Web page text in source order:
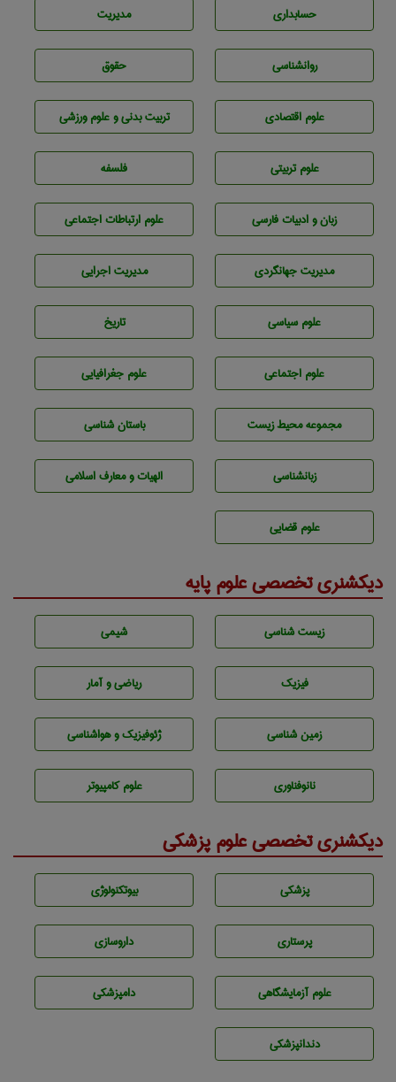
حسابداری مديريت
روانشناسی حقوق
علوم اقتصادی تربيت بدنی و علوم ورزشی
علوم تربيتی فلسفه
زبان و ادبيات فارسی علوم ارتباطات اجتماعی
مديريت جهانگردی مديريت اجرايی
علوم سياسی تاريخ
علوم اجتماعی علوم جغرافيايی
مجموعه محيط زيست باستان شناسی
زبانشناسی الهیات و معارف اسلامی
علوم قضایی
دیکشنری تخصصی علوم پایه
زيست شناسی شيمی
فیزیک ریاضی و آمار
زمين شناسی ژئوفيزيك و هواشناسی
نانوفناوری علوم کامپیوتر
دیکشنری تخصصی علوم پزشکی
پزشكی بيوتكنولوژی
پرستاری داروسازی
علوم آزمايشگاهی دامپزشكی
دندانپزشكی